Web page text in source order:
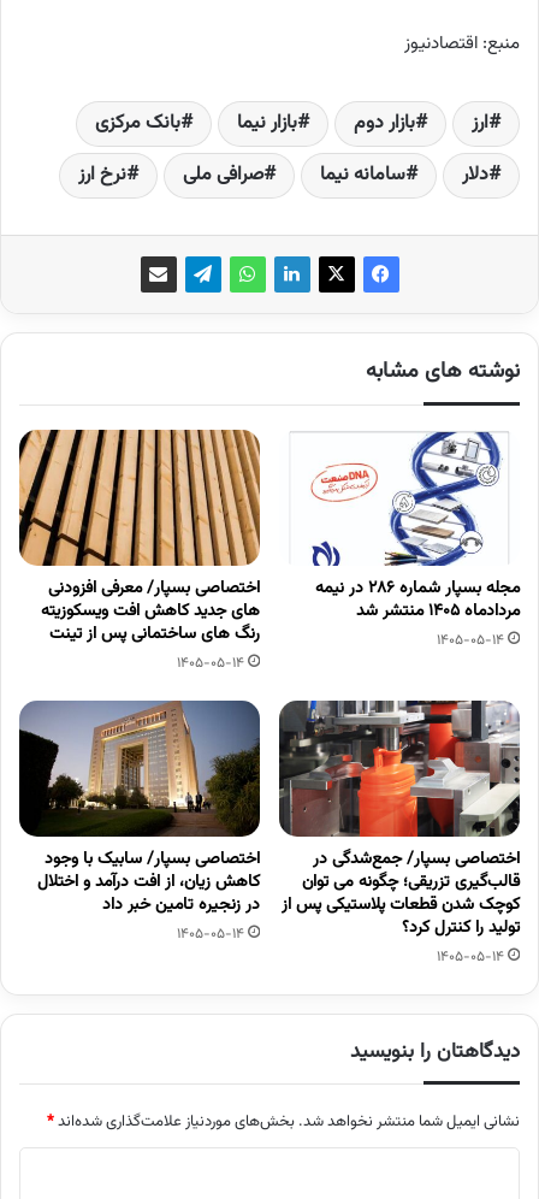
منبع: اقتصادنیوز
ارز بازار دوم بازار نیما
بانک مرکزی
دلار
سامانه نیما صرافی ملی نرخ ارز
نوشته های مشابه
مجله بسپار شماره 286 در نیمه
مردادماه 1405 منتشر شد
1405-05-14
اختصاصی بسپار/ معرفی افزودنی
های جدید کاهش افت ویسکوزیته
رنگ های ساختمانی پس از تینت
1405-05-14
اختصاصی بسپار/ جمع‌شدگی در
قالب‌گیری تزریقی؛ چگونه می توان
کوچک شدن قطعات پلاستیکی پس از
تولید را کنترل کرد؟
1405-05-14
اختصاصی بسپار/ سابیک با وجود
کاهش زیان، از افت درآمد و اختلال
در زنجیره تامین خبر داد
1405-05-14
دیدگاهتان را بنویسید
نشانی ایمیل شما منتشر نخواهد شد. بخش‌های موردنیاز علامت‌گذاری شده‌اند*